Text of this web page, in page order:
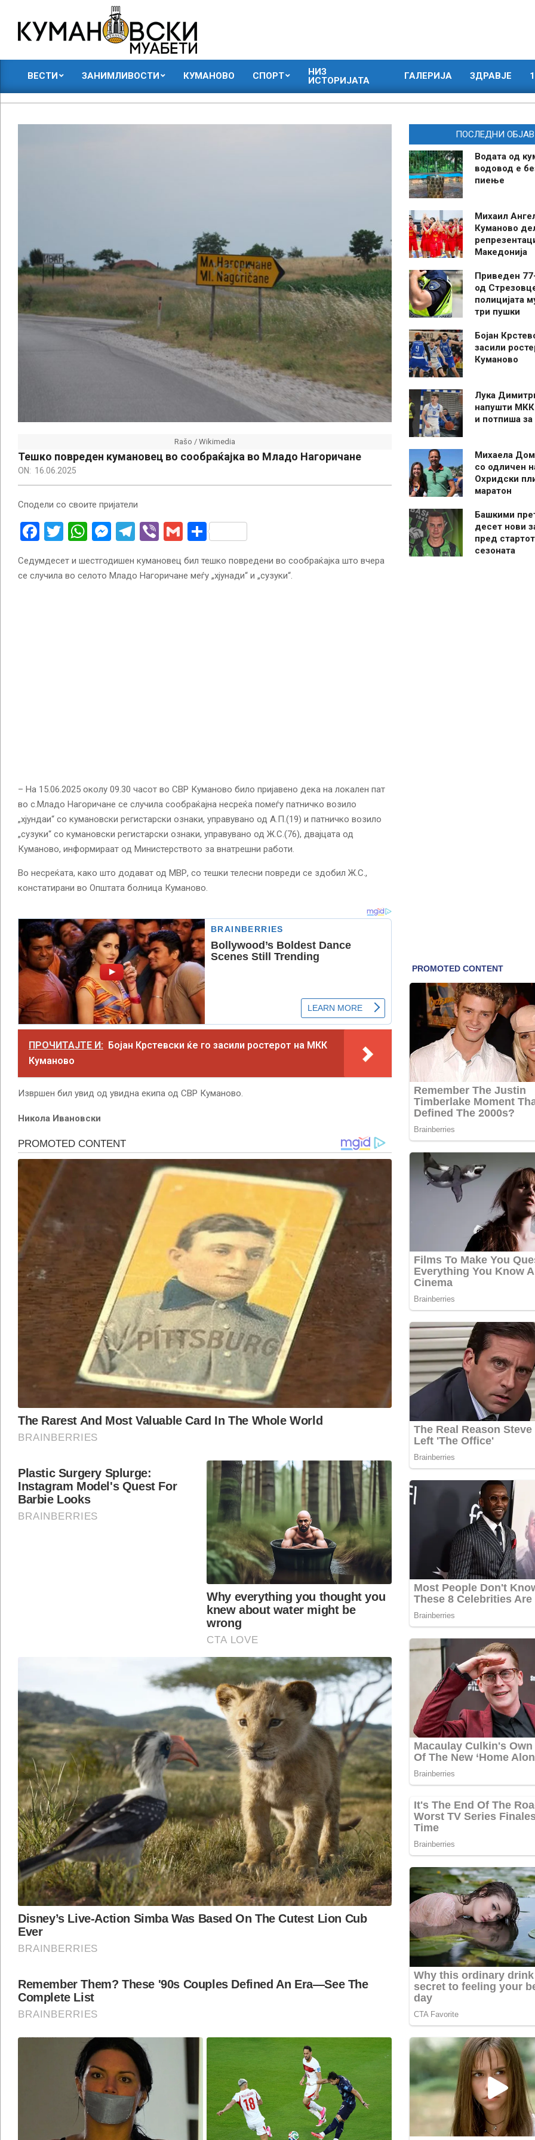
content
КУМАНОВСКИ
МУАБЕТИ
ВЕСТИ ЗАНИМЛИВОСТИ КУМАНОВО СПОРТ
НИЗ
ИСТОРИЈАТА
ГАЛЕРИЈА ЗДРАВЈЕ
Rašo / Wikimedia
Тешко повреден кумановец во сообраќајка во Младо Нагоричане
ON: 16.06.2025
Сподели со своите пријатели
Facebook
Twitter
WhatsApp
Messenger
Telegram
ViberGmailShare
Седумдесет и шестгодишен кумановец бил тешко повредени во сообраќајка што вчера
се случила во селото Младо Нагоричане меѓу „хјунади“ и „сузуки“.
– На 15.06.2025 околу 09.30 часот во СВР Куманово било пријавено дека на локален пат
во с.Младо Нагоричане се случила сообраќајна несреќа помеѓу патничко возило
„хјундаи“ со кумановски регистарски ознаки, управувано од А.П.(19) и патничко возило
„сузуки“ со кумановски регистарски ознаки, управувано од Ж.С.(76), двајцата од
Куманово, информираат од Министерството за внатрешни работи.
Во несреќата, како што додават од МВР, со тешки телесни повреди се здобил Ж.С.,
констатирани во Општата болница Куманово.
ПРОЧИТАЈТЕ И: Бојан Крстевски ќе го засили ростерот на МКК
Куманово
Извршен бил увид од увидна екипа од СВР Куманово.
Никола Ивановски
ПОСЛЕДНИ
Водата од
водовод е
пиење
Михаил
Куманово
Македонија
Приведен
од
полицијата
три пушки
Бојан
засили
Куманово
Лука
напушти
и потпиша
Михаела
со одличен
Охридски
маратон
Башкими
десет нови
пред
сезоната